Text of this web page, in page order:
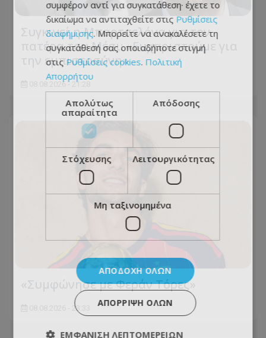
Συγκινεί η Μπαρτσελόνα για τον
πατέρα του Μέσι: «Ευχαριστούμε για
την εμπιστοσύνη»
08.08.2026 - 21:28
«Συμφώνησε με Φεράν Τόρες»
08.08.2026 - 23:33
συμφέρον αντί για συγκατάθεση· έχετε το
δικαίωμα να αντιταχθείτε στις Ρυθμίσεις
διαφήμισης. Μπορείτε να ανακαλέσετε τη
συγκατάθεσή σας οποιαδήποτε στιγμή
στις Ρυθμίσεις cookies. Πολιτική
Απορρήτου
Απολύτως
απαραίτητα
Απόδοσης
Στόχευσης Λειτουργικότητας
Μη ταξινομημένα
ΑΠΟΔΟΧΉ ΌΛΩΝ
ΑΠΌΡΡΙΨΗ ΌΛΩΝ
ΕΜΦΆΝΙΣΗ ΛΕΠΤΟΜΕΡΕΙΏΝ